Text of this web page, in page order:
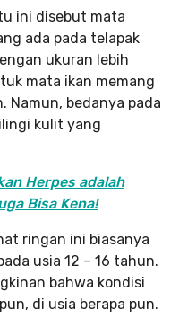
ini disebut mata
ada pada telapak
ukuran lebih
mata ikan memang
Namun, bedanya pada
kulit yang
Herpes adalah
Bisa Kena!
ringan ini biasanya
usia 12 – 16 tahun.
bahwa kondisi
di usia berapa pun.